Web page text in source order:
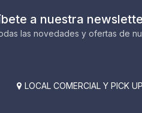
a nuestra
las novedades y ofertas de
 LOCAL COMERCIAL Y PICK